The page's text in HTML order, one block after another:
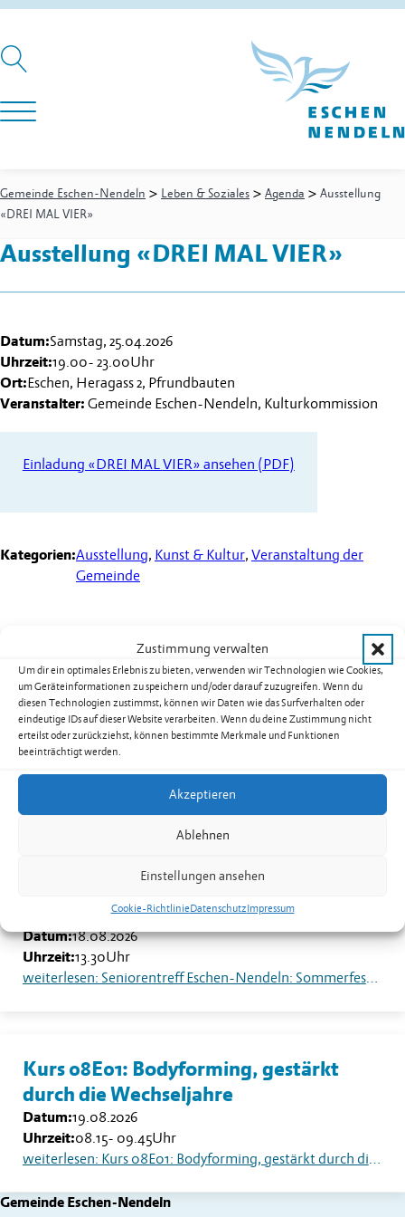
Zustimmung verwalten
Um dir ein optimales Erlebnis zu bieten, verwenden wir Technologien wie Cookies,
um Geräteinformationen zu speichern und/oder darauf zuzugreifen. Wenn du
diesen Technologien zustimmst, können wir Daten wie das Surfverhalten oder
eindeutige IDs auf dieser Website verarbeiten. Wenn du deine Zustimmung nicht
erteilst oder zurückziehst, können bestimmte Merkmale und Funktionen
beeinträchtigt werden.
Akzeptieren
Ablehnen
Einstellungen ansehen
Cookie-RichtlinieDatenschutzImpressum
Gemeinde Eschen-Nendeln > Leben & Soziales > Agenda > Ausstellung
«DREI MAL VIER»
Ausstellung «DREI MAL VIER»
Datum:Samstag, 25.04.2026
Uhrzeit:19.00- 23.00Uhr
Ort:Eschen, Heragass 2, Pfrundbauten
Veranstalter: Gemeinde Eschen-Nendeln, Kulturkommission
Einladung «DREI MALVIER» ansehen (PDF)
Kategorien:Ausstellung, Kunst & Kultur, Veranstaltung der
Gemeinde
Weitere Termine
Kurs 08B02: Yoga für Männer in
Nendeln
Datum:17.08.2026
Uhrzeit:19.30-20.30Uhr
weiterlesen: Kurs 08B02: Yoga für Männer in Nendeln
Seniorentreff Eschen-Nendeln:
Sommerfest auf dem Dorfplatz
Datum:18.08.2026
Uhrzeit:13.30Uhr
weiterlesen: Seniorentreff Eschen-Nendeln: Sommerfest auf dem Dorfplatz
Kurs 08E01: Bodyforming, gestärkt
durch die Wechseljahre
Datum:19.08.2026
Uhrzeit:08.15- 09.45Uhr
weiterlesen: Kurs 08E01: Bodyforming, gestärkt durch die Wechseljahre
Gemeinde Eschen-Nendeln